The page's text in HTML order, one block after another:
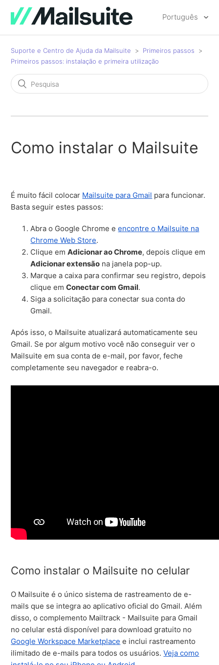
Português
Suporte e Centro de Ajuda da Mailsuite
Primeiros passos
Primeiros passos: instalação e primeira utilização
Como instalar o Mailsuite
É muito fácil colocar Mailsuite para Gmail para funcionar.
Basta seguir estes passos:
Abra o Google Chrome eencontre o Mailsuite na
Chrome Web Store.
Clique emAdicionar ao Chrome, depois clique em
Adicionar extensão na janela pop-up.
Marque a caixa para confirmar seu registro, depois
clique emConectar com Gmail.
Siga a solicitação para conectar sua conta do
Gmail.
Após isso, o Mailsuite atualizará automaticamente seu
Gmail. Se por algum motivo você não conseguir ver o
Mailsuite em sua conta de e-mail, por favor, feche
completamente seu navegador e reabra-o.
Como instalar o Mailsuite no celular
O Mailsuite é o único sistema de rastreamento de e-
mails que se integra ao aplicativo oficial do Gmail. Além
disso, o complemento Mailtrack - Mailsuite para Gmail
no celular está disponível para download gratuito no
Google Workspace Marketplace e inclui rastreamento
ilimitado de e-mails para todos os usuários.Veja como